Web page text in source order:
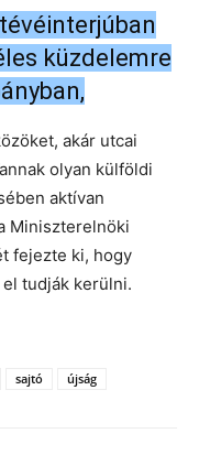
küzdelemre
akár utcai
olyan külföldi
aktívan
Miniszterelnöki
fejezte ki, hogy
tudják kerülni.
sajtó újság